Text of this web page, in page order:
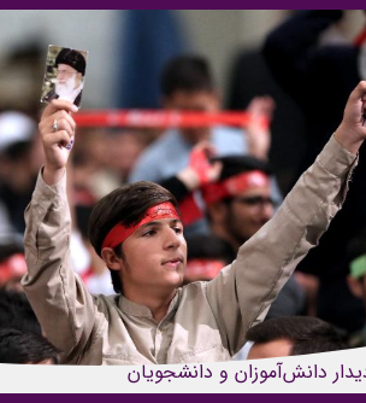
دانش‌آموزان و دانشجویان